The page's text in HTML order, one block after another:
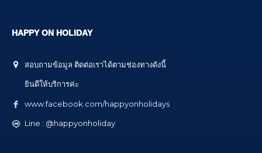
HAPPY ON HOLIDAY
สอบถามข้อมูล ติดต่อเราได้ตามช่องทางดังนี้
ยินดีให้บริการค่ะ
www.facebook.com/happyonholidays
Line : @happyonholiday